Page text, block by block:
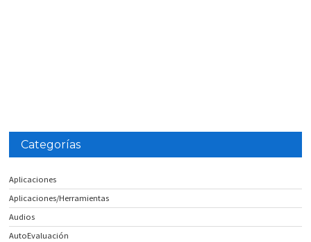
Categorías
Aplicaciones
Aplicaciones/Herramientas
Audios
AutoEvaluación